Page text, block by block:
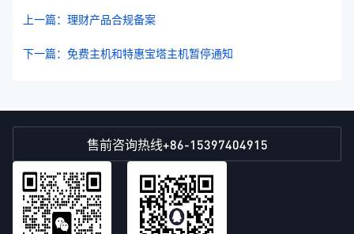
上一篇：理财产品合规备案
下一篇：免费主机和特惠宝塔主机暂停通知
售前咨询热线+86-15397404915